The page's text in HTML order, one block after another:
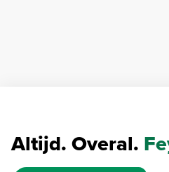
Altijd. Overal.